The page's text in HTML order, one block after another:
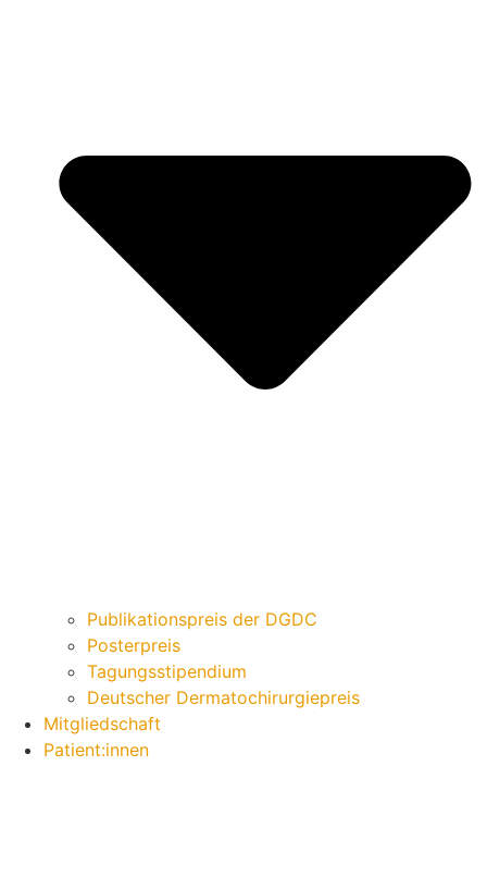
Publikationspreis der DGDC
Posterpreis
Tagungsstipendium
Deutscher Dermatochirurgiepreis
Mitgliedschaft
Patient:innen